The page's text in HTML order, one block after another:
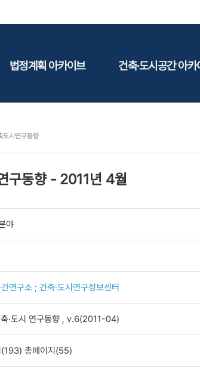
법정계획 아카이브
환경
자료실
건축·도시공간 아카
도시연구동향
구동향- 2011년 4월
야
연구소 ; 건축·도시연구정보센터
·도시 연구동향 , v.6(2011-04)
193) 총페이지(55)